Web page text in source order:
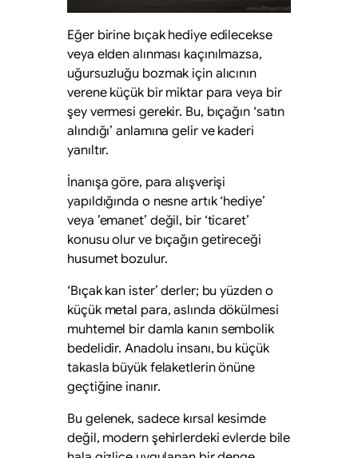
Eğer birine bıçak hediye edilecekse
veya elden alınması kaçınılmazsa,
uğursuzluğu bozmak için alıcının
verene küçük bir miktar para veya bir
şey vermesi gerekir. Bu, bıçağın ‘satın
alındığı’ anlamına gelir ve kaderi
yanıltır.
İnanışa göre, para alışverişi
yapıldığında o nesne artık ‘hediye’
veya ’emanet’ değil, bir ‘ticaret’
konusu olur ve bıçağın getireceği
husumet bozulur.
‘Bıçak kan ister’ derler; bu yüzden o
küçük metal para, aslında dökülmesi
muhtemel bir damla kanın sembolik
bedelidir. Anadolu insanı, bu küçük
takasla büyük felaketlerin önüne
geçtiğine inanır.
Bu gelenek, sadece kırsal kesimde
değil, modern şehirlerdeki evlerde bile